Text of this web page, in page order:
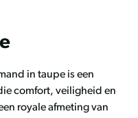
in taupe is een
comfort, veiligheid en
royale afmeting van